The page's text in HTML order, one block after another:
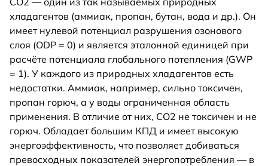
хладагентов (аммиак, пропан, бутан, вода и др.). Он
имеет нулевой потенциал разрушения озонового
слоя (ODP = 0) и является эталонной единицей при
расчёте потенциала глобального потепления (GWP
= 1). У каждого из природных хладагентов есть
недостатки. Аммиак, например, сильно токсичен,
пропан горюч, а у воды ограниченная область
применения. В отличие от них, СО2 не токсичен и не
горюч. Обладает большим КПД и имеет высокую
энергоэффективность, что позволяет добиваться
превосходных показателей энергопотребления — в